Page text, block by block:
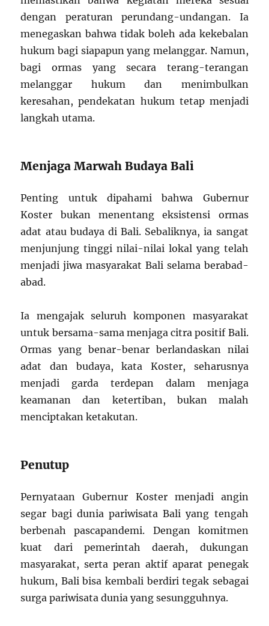
dengan peraturan perundang-undangan. Ia
menegaskan bahwa tidak boleh ada kekebalan
hukum bagi siapapun yang melanggar. Namun,
bagi ormas yang secara terang-terangan
melanggar hukum dan menimbulkan
keresahan, pendekatan hukum tetap menjadi
langkah utama.
Menjaga Marwah Budaya Bali
Penting untuk dipahami bahwa Gubernur
Koster bukan menentang eksistensi ormas
adat atau budaya di Bali. Sebaliknya, ia sangat
menjunjung tinggi nilai-nilai lokal yang telah
menjadi jiwa masyarakat Bali selama berabad-
abad.
Ia mengajak seluruh komponen masyarakat
untuk bersama-sama menjaga citra positif Bali.
Ormas yang benar-benar berlandaskan nilai
adat dan budaya, kata Koster, seharusnya
menjadi garda terdepan dalam menjaga
keamanan dan ketertiban, bukan malah
menciptakan ketakutan.
Penutup
Pernyataan Gubernur Koster menjadi angin
segar bagi dunia pariwisata Bali yang tengah
berbenah pascapandemi. Dengan komitmen
kuat dari pemerintah daerah, dukungan
masyarakat, serta peran aktif aparat penegak
hukum, Bali bisa kembali berdiri tegak sebagai
surga pariwisata dunia yang sesungguhnya.